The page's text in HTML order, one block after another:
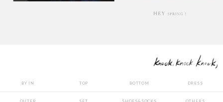
BY IN TOP BOTTOM DRESS
OUTER SET SHOES&SOCKS OTHERS